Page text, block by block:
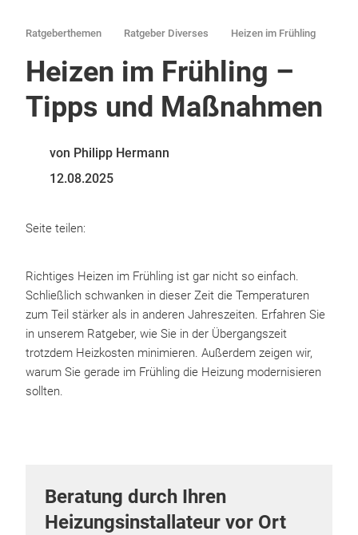
Ratgeberthemen Ratgeber Diverses Heizen im Frühling
Heizen im Frühling –
Tipps und Maßnahmen
von Philipp Hermann
12.08.2025
Seite teilen:
Richtiges Heizen im Frühling ist gar nicht so einfach.
Schließlich schwanken in dieser Zeit die Temperaturen
zum Teil stärker als in anderen Jahreszeiten. Erfahren Sie
in unserem Ratgeber, wie Sie in der Übergangszeit
trotzdem Heizkosten minimieren. Außerdem zeigen wir,
warum Sie gerade im Frühling die Heizung modernisieren
sollten.
Beratung durch Ihren
Heizungsinstallateur vor Ort